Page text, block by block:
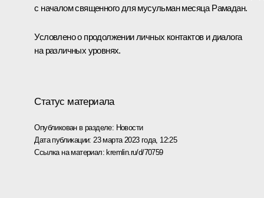
с началом священного для мусульман месяца Рамадан.
Условлено о продолжении личных контактов и диалога
на различных уровнях.
Статус материала
Опубликован в разделе: Новости
Дата публикации: 23 марта 2023 года, 12:25
Ссылка на материал: kremlin.ru/d/70759